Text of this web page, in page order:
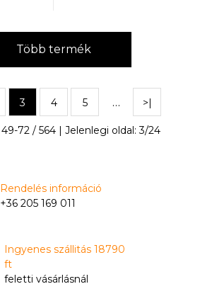
Több termék
3 4 5 … >|
49-72 / 564 | Jelenlegi oldal:3/24
Rendelés információ
+36 205 169 011
Ingyenes szállitás 18790
ft
feletti vásárlásnál